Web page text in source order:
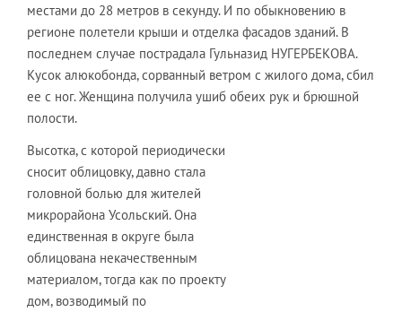
местами до 28 метров в секунду. И по обыкновению в
регионе полетели крыши и отделка фасадов зданий. В
последнем случае пострадала Гульназид НУГЕРБЕКОВА.
Кусок алюкобонда, сорванный ветром с жилого дома, сбил
ее с ног. Женщина получила ушиб обеих рук и брюшной
полости.
Высотка, с которой периодически
сносит облицовку, давно стала
головной болью для жителей
микрорайона Усольский. Она
единственная в округе была
облицована некачественным
материалом, тогда как по проекту
дом, возводимый по